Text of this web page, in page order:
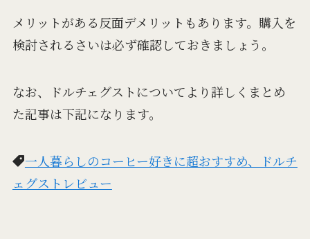
メリットがある反面デメリットもあります。購入を
検討されるさいは必ず確認しておきましょう。
なお、ドルチェグストについてより詳しくまとめ
た記事は下記になります。
一人暮らしのコーヒー好きに超おすすめ、ドルチ
ェグストレビュー